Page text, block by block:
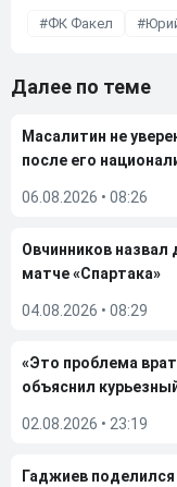
ФК Факел
Далее по теме
Масалитин не
после его
06.08.2026 • 08:26
Овчинников назвал
матче «Спартака»
04.08.2026 • 08:29
«Это проблема
объяснил
02.08.2026 • 23:19
Гаджиев